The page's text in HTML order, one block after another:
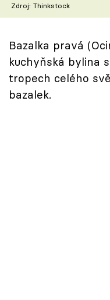
Speciál: Cuketa
Těhotnej kuchař
Sledujte prima+
Zdroj: Thinkstock
Bazalka pravá
kuchyňská bylina
tropech celého
bazalek.